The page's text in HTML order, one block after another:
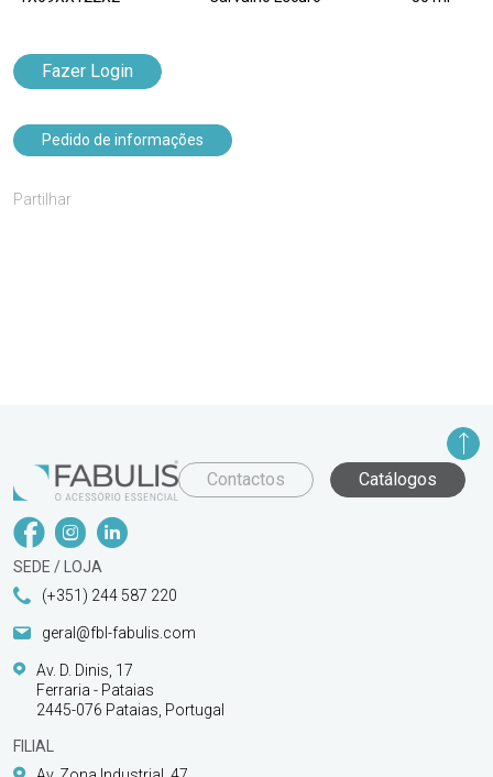
Fazer Login
Pedido de informações
Partilhar
Contactos Catálogos
SEDE / LOJA
(+351) 244 587 220
geral@fbl-fabulis.com
Av. D. Dinis, 17
Ferraria - Pataias
2445-076 Pataias, Portugal
FILIAL